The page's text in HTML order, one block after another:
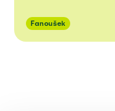
Fanoušek